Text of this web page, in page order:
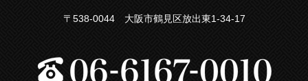
〒538-0044 大阪市鶴見区放出東1-34-17